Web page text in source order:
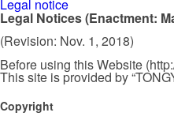
Legal notice
Legal Notices (Enactment:
(Revision: Nov. 1, 2018)
Before using this Website
This site is provided by
Copyright